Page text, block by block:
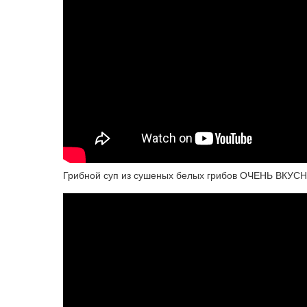
Грибной суп из сушеных белых грибов ОЧЕНЬ